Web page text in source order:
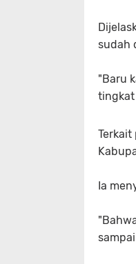
sudah
"Baru
tingkat
Ia